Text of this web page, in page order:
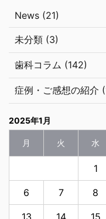
News (21)
未分類 (3)
歯科コラム (142)
症例・ご感想の紹介
2025年1月
月 火 水
1
6 7 8
13 14 15